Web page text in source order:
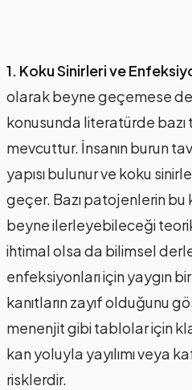
1. Koku Sinirleri ve
olarak beyne geçemese de
konusunda literatürde bazı
mevcuttur. İnsanın burun
yapısı bulunur ve koku
geçer. Bazı patojenlerin bu
beyne ilerleyebileceği teorik
ihtimal olsa da bilimsel
enfeksiyonları için yaygın
kanıtların zayıf olduğunu
menenjit gibi tablolar için
kan yoluyla yayılımı veya
risklerdir.